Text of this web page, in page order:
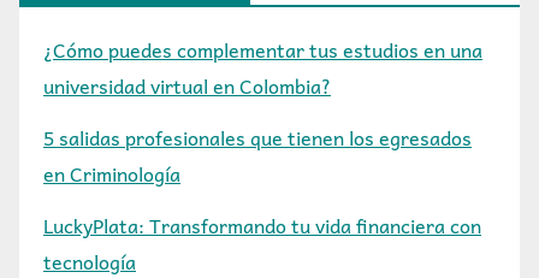
¿Cómo puedes complementar tus estudios en una
universidad virtual en Colombia?
5 salidas profesionales que tienen los egresados
en Criminología
LuckyPlata: Transformando tu vida financiera con
tecnología